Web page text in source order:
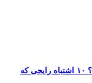
چرا باتری خودرو زودتر از موعد خراب می‌شود؟ ۱۰ اشتباه رایجی که